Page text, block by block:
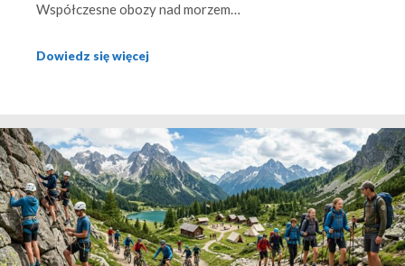
Współczesne obozy nad morzem…
Dowiedz się więcej